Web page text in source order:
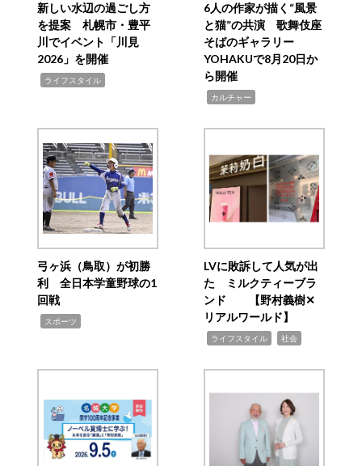
新しい水辺の過ごし方
を提案 札幌市・豊平
川でイベント「川見
2026」を開催
ライフスタイル
6人の作家が描く“風景
と猫”の共演 歌舞伎座
そばのギャラリー
YOHAKUで8月20日か
ら開催
カルチャー
弓ヶ浜（鳥取）が初勝
利 全日本学童野球の1
回戦
スポーツ
LVに敗訴して人気が出
た ミルクティーブラ
ンド 【野村義樹✕
リアルワールド】
ライフスタイル 社会